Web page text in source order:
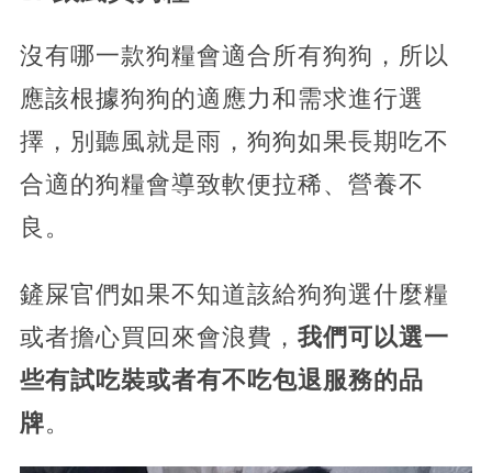
沒有哪一款狗糧會適合所有狗狗，所以
應該根據狗狗的適應力和需求進行選
擇，別聽風就是雨，狗狗如果長期吃不
合適的狗糧會導致軟便拉稀、營養不
良。
鏟屎官們如果不知道該給狗狗選什麼糧
或者擔心買回來會浪費， 我們可以選一
些有試吃裝或者有不吃包退服務的品
牌。